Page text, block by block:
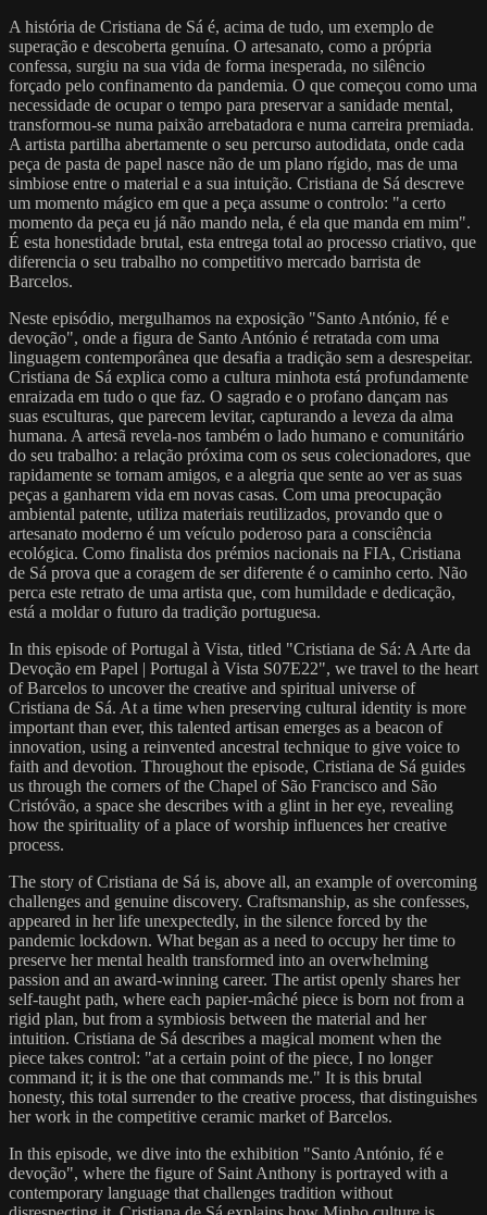
A história de Cristiana de Sá é, acima de tudo, um exemplo de
superação e descoberta genuína. O artesanato, como a própria
confessa, surgiu na sua vida de forma inesperada, no silêncio
forçado pelo confinamento da pandemia. O que começou como uma
necessidade de ocupar o tempo para preservar a sanidade mental,
transformou-se numa paixão arrebatadora e numa carreira premiada.
A artista partilha abertamente o seu percurso autodidata, onde cada
peça de pasta de papel nasce não de um plano rígido, mas de uma
simbiose entre o material e a sua intuição. Cristiana de Sá descreve
um momento mágico em que a peça assume o controlo: "a certo
momento da peça eu já não mando nela, é ela que manda em mim".
É esta honestidade brutal, esta entrega total ao processo criativo, que
diferencia o seu trabalho no competitivo mercado barrista de
Barcelos.
Neste episódio, mergulhamos na exposição "Santo António, fé e
devoção", onde a figura de Santo António é retratada com uma
linguagem contemporânea que desafia a tradição sem a desrespeitar.
Cristiana de Sá explica como a cultura minhota está profundamente
enraizada em tudo o que faz. O sagrado e o profano dançam nas
suas esculturas, que parecem levitar, capturando a leveza da alma
humana. A artesã revela-nos também o lado humano e comunitário
do seu trabalho: a relação próxima com os seus colecionadores, que
rapidamente se tornam amigos, e a alegria que sente ao ver as suas
peças a ganharem vida em novas casas. Com uma preocupação
ambiental patente, utiliza materiais reutilizados, provando que o
artesanato moderno é um veículo poderoso para a consciência
ecológica. Como finalista dos prémios nacionais na FIA, Cristiana
de Sá prova que a coragem de ser diferente é o caminho certo. Não
perca este retrato de uma artista que, com humildade e dedicação,
está a moldar o futuro da tradição portuguesa.
In this episode of Portugal à Vista, titled "Cristiana de Sá: A Arte da
Devoção em Papel | Portugal à Vista S07E22", we travel to the heart
of Barcelos to uncover the creative and spiritual universe of
Cristiana de Sá. At a time when preserving cultural identity is more
important than ever, this talented artisan emerges as a beacon of
innovation, using a reinvented ancestral technique to give voice to
faith and devotion. Throughout the episode, Cristiana de Sá guides
us through the corners of the Chapel of São Francisco and São
Cristóvão, a space she describes with a glint in her eye, revealing
how the spirituality of a place of worship influences her creative
process.
The story of Cristiana de Sá is, above all, an example of overcoming
challenges and genuine discovery. Craftsmanship, as she confesses,
appeared in her life unexpectedly, in the silence forced by the
pandemic lockdown. What began as a need to occupy her time to
preserve her mental health transformed into an overwhelming
passion and an award-winning career. The artist openly shares her
self-taught path, where each papier-mâché piece is born not from a
rigid plan, but from a symbiosis between the material and her
intuition. Cristiana de Sá describes a magical moment when the
piece takes control: "at a certain point of the piece, I no longer
command it; it is the one that commands me." It is this brutal
honesty, this total surrender to the creative process, that distinguishes
her work in the competitive ceramic market of Barcelos.
In this episode, we dive into the exhibition "Santo António, fé e
devoção", where the figure of Saint Anthony is portrayed with a
contemporary language that challenges tradition without